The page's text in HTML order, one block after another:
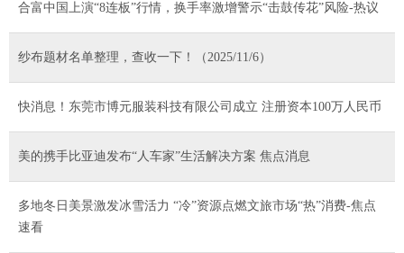
合富中国上演“8连板”行情，换手率激增警示“击鼓传花”风险-热议
纱布题材名单整理，查收一下！（2025/11/6）
快消息！东莞市博元服装科技有限公司成立 注册资本100万人民币
美的携手比亚迪发布“人车家”生活解决方案 焦点消息
多地冬日美景激发冰雪活力 “冷”资源点燃文旅市场“热”消费-焦点
速看